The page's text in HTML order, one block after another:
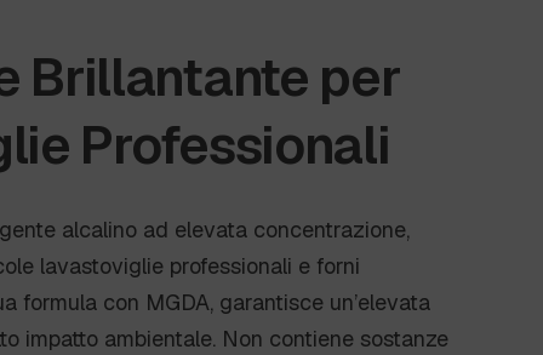
Brillantante per
Professionali
alcalino ad elevata concentrazione,
lavastoviglie professionali e forni
formula con MGDA, garantisce un’elevata
impatto ambientale. Non contiene sostanze